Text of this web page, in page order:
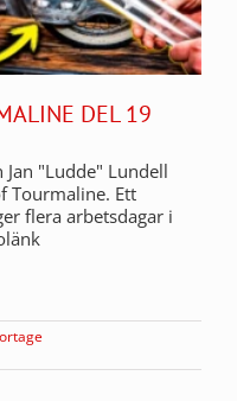
DEL 19
"Ludde" Lundell
Tourmaline. Ett
flera arbetsdagar i